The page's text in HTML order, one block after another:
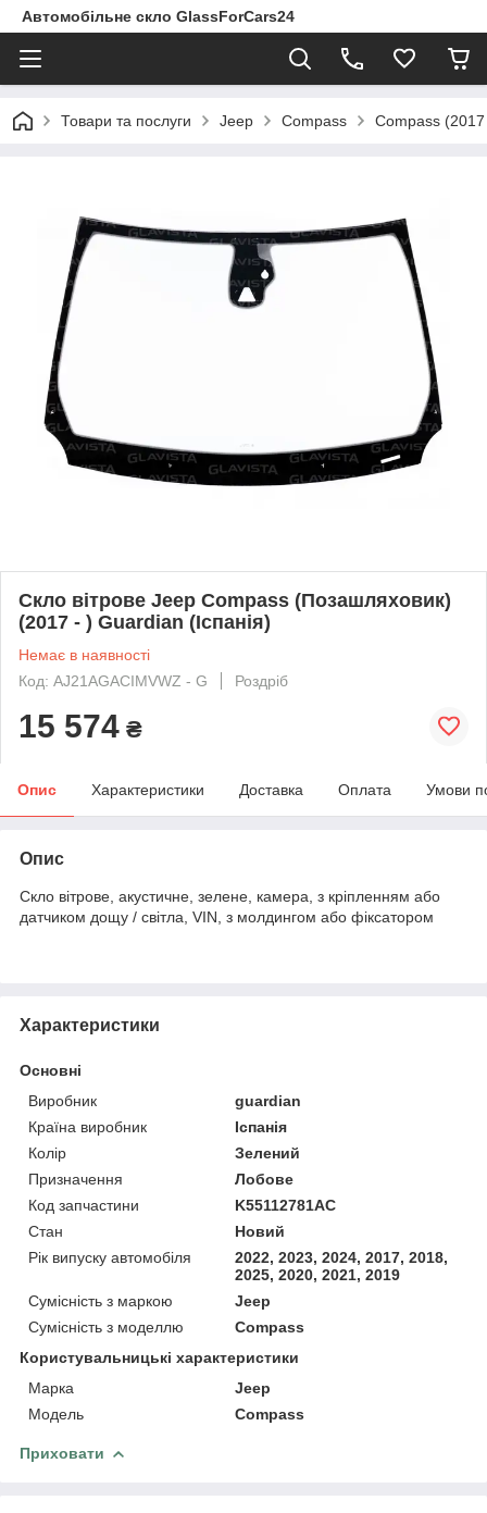
Автомобільне скло GlassForCars24
Товари та послуги Jeep Compass Compass
Скло вітрове Jeep Compass (Позашляховик)
(2017 - ) Guardian (Іспанія)
Немає в наявності
Код: AJ21AGACIMVWZ - G
Роздріб
15 574 ₴
Опис Характеристики Доставка Оплата Умови
Опис
Скло вітрове, акустичне, зелене, камера, з кріпленням або
датчиком дощу / світла, VIN, з молдингом або фіксатором
Характеристики
Основні
Виробник
guardian
Країна виробник
Іспанія
Колір
Зелений
Призначення
Лобове
Код запчастини
K55112781AC
Стан
Новий
Рік випуску автомобіля
2022, 2023, 2024, 2017, 2018,
2025, 2020, 2021, 2019
Сумісність з маркою
Jeep
Сумісність з моделлю
Compass
Користувальницькі характеристики
Марка
Jeep
Модель
Compass
Приховати